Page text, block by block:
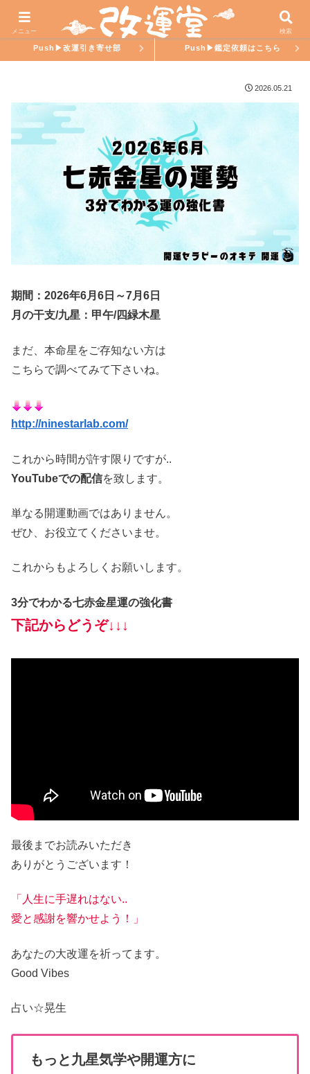
ホーム 氣學ラブ
Push▶︎改運引き寄せ部 Push▶︎鑑定依頼はこちら
2026.05.21
期間：2026年6月6日～7月6日
月の干支/九星：甲午/四緑木星
まだ、本命星をご存知ない方は
こちらで調べてみて下さいね。
http://ninestarlab.com/
これから時間が許す限りですが..
YouTubeでの配信を致します。
単なる開運動画ではありません。
ぜひ、お役立てくださいませ。
これからもよろしくお願いします。
3分でわかる七赤金星運の強化書
下記からどうぞ↓↓↓
最後までお読みいただき
ありがとうございます！
「人生に手遅れはない..
愛と感謝を響かせよう！」
あなたの大改運を祈ってます。
Good Vibes
占い☆晃生
もっと九星気学や開運方に
メニュー 検索